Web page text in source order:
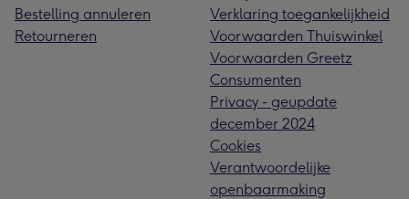
Bestelling annuleren
Retourneren
Verklaring toegankelijkheid
Voorwaarden Thuiswinkel
Voorwaarden Greetz
Consumenten
Privacy - geupdate
december 2024
Cookies
Verantwoordelijke
openbaarmaking